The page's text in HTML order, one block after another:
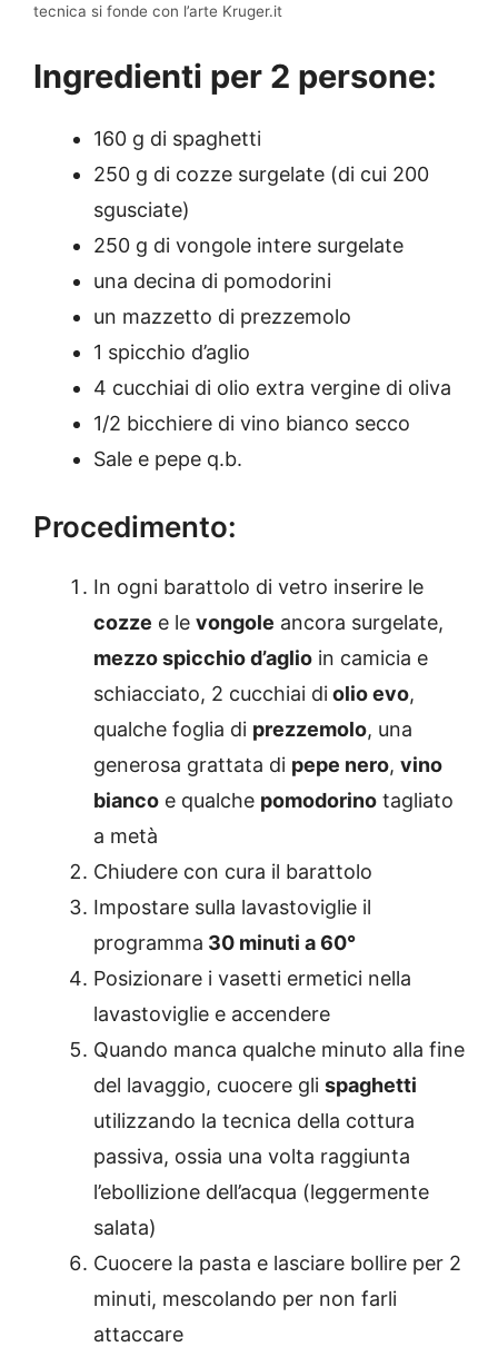
tecnica si fonde con l’arte Kruger.it
Ingredienti per 2 persone:
160 g di spaghetti
250 g di cozze surgelate (di cui 200
sgusciate)
250 g di vongole intere surgelate
una decina di pomodorini
un mazzetto di prezzemolo
1 spicchio d’aglio
4 cucchiai di olio extra vergine di oliva
1/2 bicchiere di vino bianco secco
Sale e pepe q.b.
Procedimento:
In ogni barattolo di vetro inserire le
cozze e le vongole ancora surgelate,
mezzo spicchio d’aglio in camicia e
schiacciato, 2 cucchiai diolio evo,
qualche foglia di prezzemolo, una
generosa grattata di pepe nero, vino
bianco e qualche pomodorino tagliato
a metà
Chiudere con cura il barattolo
Impostare sulla lavastoviglie il
programma 30 minuti a 60°
Posizionare i vasetti ermetici nella
lavastoviglie e accendere
Quando manca qualche minuto alla fine
del lavaggio, cuocere gli spaghetti
utilizzando la tecnica della cottura
passiva, ossia una volta raggiunta
l’ebollizione dell’acqua (leggermente
salata)
Cuocere la pasta e lasciare bollire per 2
minuti, mescolando per non farli
attaccare